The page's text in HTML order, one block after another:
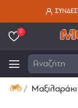
0
Αναζήτηση